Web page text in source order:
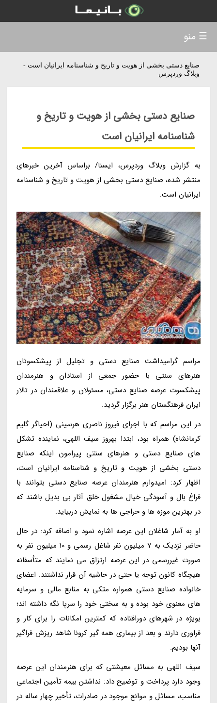
صنایع دستی بخشی از هویت و تاریخ و شناسنامه ایرانیان است -
وبلاگ وردپرس
صنایع دستی بخشی از هویت و تاریخ و
شناسنامه ایرانیان است
به گزارش وبلاگ وردپرس، ایسنا/ براساس آخرین خبرهای
منتشر شده، صنایع دستی بخشی از هویت و تاریخ و شناسنامه
ایرانیان است.
مراسم گرامیداشت صنایع دستی و تجلیل از پیشکسوتان
هنرهای سنتی با حضور جمعی از استادان و هنرمندان
پیشکسوت عرصه صنایع دستی، مسئولان و علاقمندان در تالار
ایران فرهنگستان هنر برگزار گردید.
در این مراسم که با اجرای فیروز ناصری هرسینی (احیاگر گلیم
کرمانشاه) همراه بود، ابتدا بهروز سیف اللهی، نماینده تشکل
های صنایع دستی و هنرهای سنتی پیرامون اینکه صنایع
دستی بخشی از هویت و تاریخ و شناسنامه ایرانیان است،
اظهار کرد: امیدوارم هنرمندان عرصه صنایع دستی بتوانند با
فراغ بال و آسودگی خیال مشغول خلق آثار بی بدیل باشند که
در بهترین موزه ها و حراجی ها به نمایش دربیاید.
او به آمار شاغلان این عرصه اشاره نمود و اضافه کرد: در حال
حاضر نزدیک به 7 میلیون نفر شاغل رسمی و 10 میلیون نفر به
صورت غیررسمی در این عرصه ارتزاق می نمایند که متأسفانه
هیچگاه کانون توجه یا حتی در حاشیه آن قرار نداشتند. اعضای
خانواده صنایع دستی همواره متکی به منابع مالی و سرمایه
های معنوی خود بوده و به سختی خود را سرپا نگه داشته اند؛
بویژه در شهرهای دورافتاده که کمترین امکانات را برای کار و
فراوری دارند و بعد از بیماری همه گیر کرونا شاهد ریزش فراگیر
آنها بودیم.
سیف اللهی به مسائل معیشتی که برای هنرمندان این عرصه
وجود دارد پرداخت و توضیح داد: نداشتن بیمه تأمین اجتماعی
مناسب، مسائل و موانع موجود در صادرات، تأخیر چهار ساله در
☰ منو